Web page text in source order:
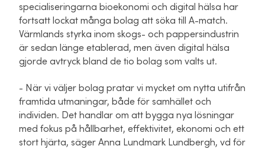
specialiseringarna bioekonomi och digital hälsa har
fortsatt lockat många bolag att söka till A-match.
Värmlands styrka inom skogs- och pappersindustrin
är sedan länge etablerad, men även digital hälsa
gjorde avtryck bland de tio bolag som valts ut.
- När vi väljer bolag pratar vi mycket om nytta utifrån
framtida utmaningar, både för samhället och
individen. Det handlar om att bygga nya lösningar
med fokus på hållbarhet, effektivitet, ekonomi och ett
stort hjärta, säger Anna Lundmark Lundbergh, vd för